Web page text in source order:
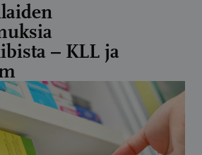
– KLL ja